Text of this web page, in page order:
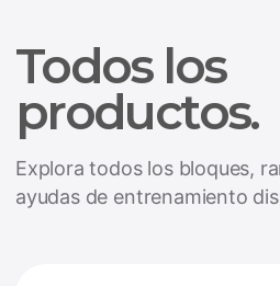
Todos los
productos.
Explora todos los bloques,
ayudas de entrenamiento